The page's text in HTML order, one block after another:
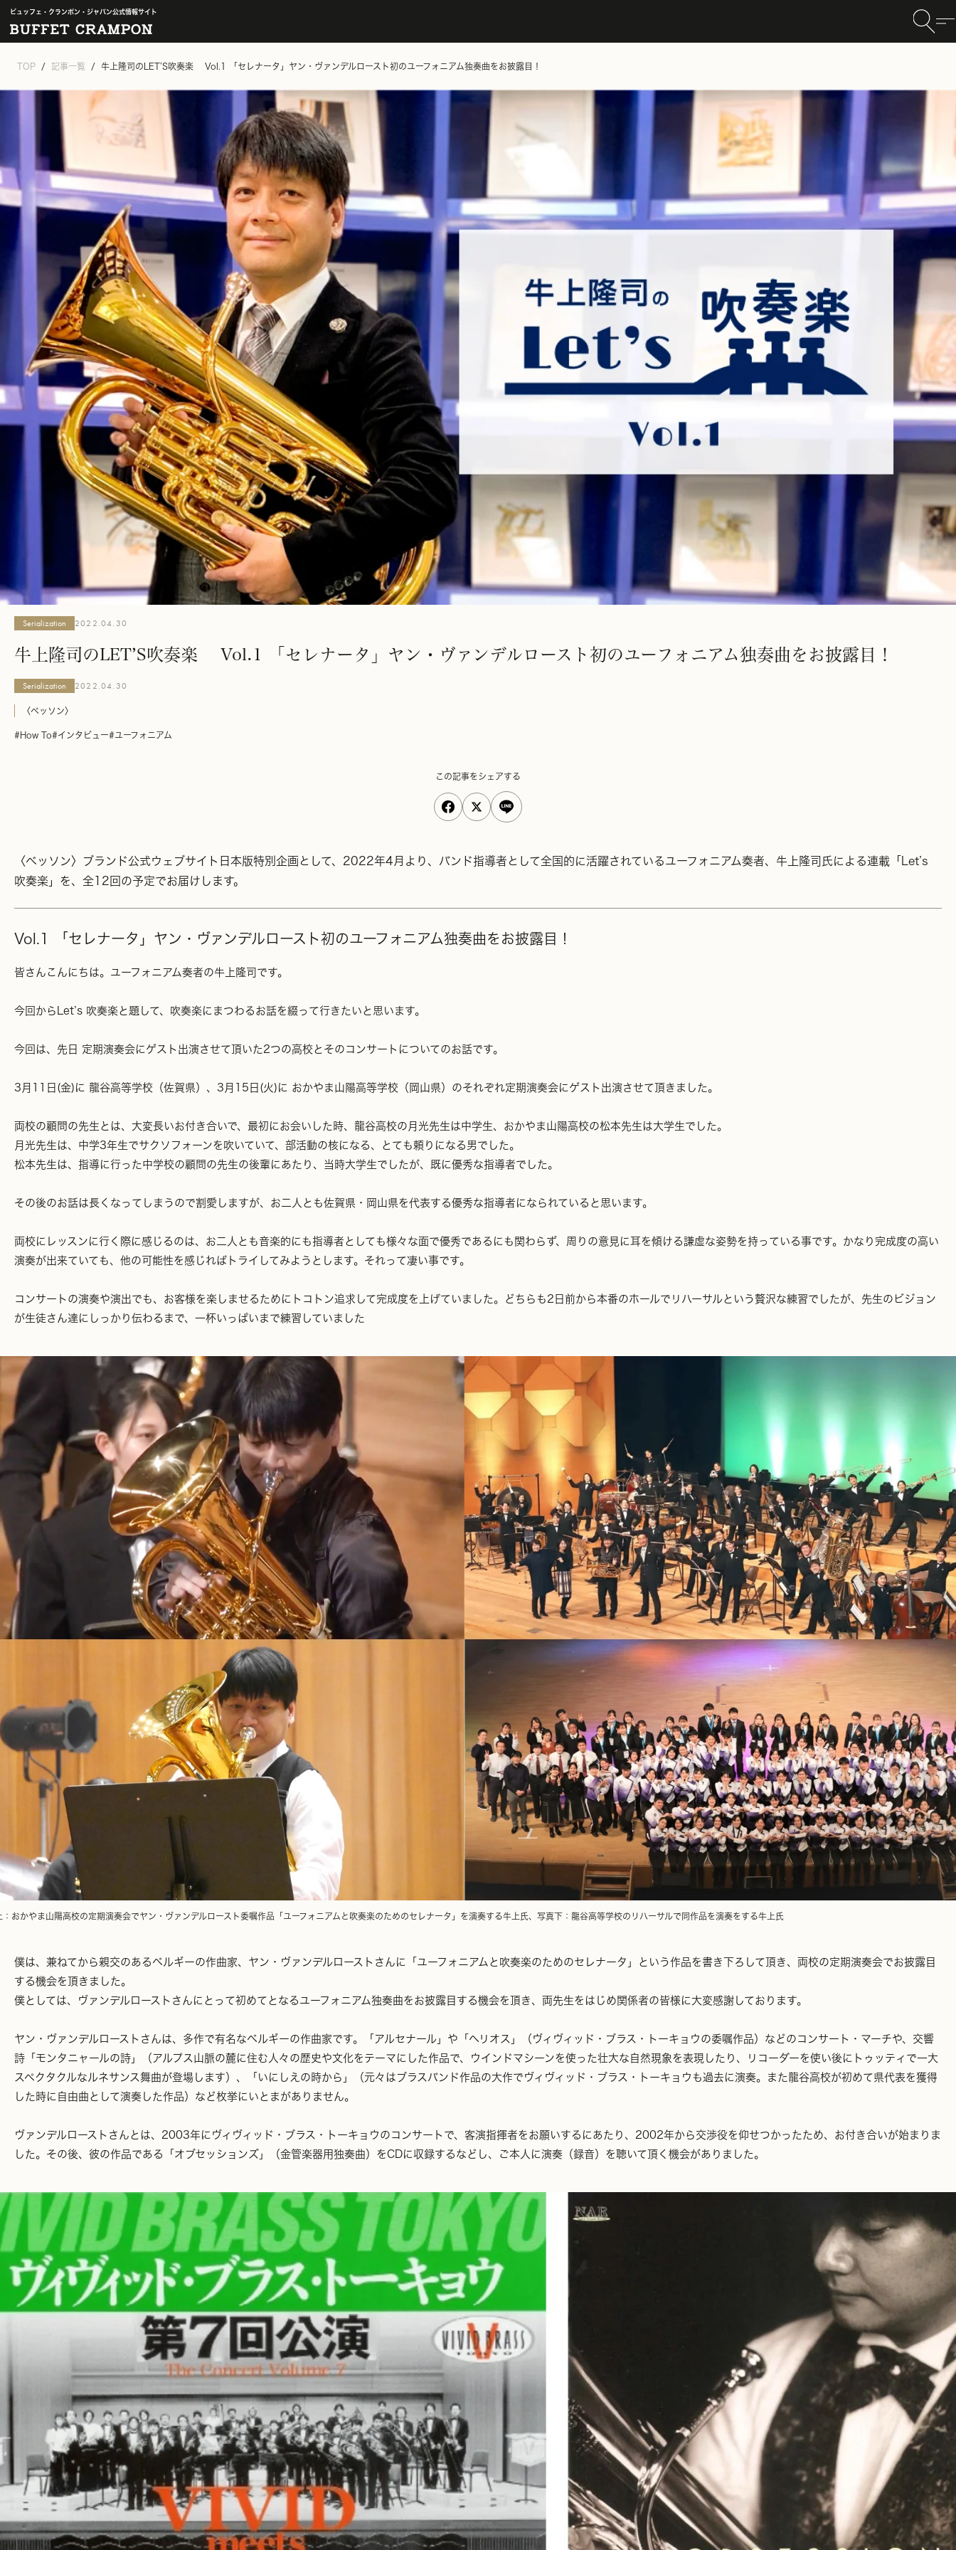
ビュッフェ・クランポン・ジャパン公式情報サイト
TOP 記事一覧 牛上隆司のLET’S吹奏楽 Vol.1 「セレナータ」ヤン・ヴァンデルロースト初のユーフォニアム独奏曲をお披露目！
Serialization 2022.04.30
〈ベッソン〉
#How To#インタビュー#ユーフォニアム
この記事をシェアする
Serialization 2022.04.30
牛上隆司のLET’S吹奏楽 Vol.1 「セレナータ」ヤン・ヴァンデルロースト初のユーフォニアム独奏曲をお披露目！
〈ベッソン〉ブランド公式ウェブサイト日本版特別企画として、2022年4月より、バンド指導者として全国的に活躍されているユーフォニアム奏者、牛上隆司氏による連載「Let’s
吹奏楽」を、全12回の予定でお届けします。
Vol.1 「セレナータ」ヤン・ヴァンデルロースト初のユーフォニアム独奏曲をお披露目！
皆さんこんにちは。ユーフォニアム奏者の牛上隆司です。
今回からLet’s 吹奏楽と題して、吹奏楽にまつわるお話を綴って行きたいと思います。
今回は、先日 定期演奏会にゲスト出演させて頂いた2つの高校とそのコンサートについてのお話です。
3月11日(金)に 龍谷高等学校（佐賀県）、3月15日(火)に おかやま山陽高等学校（岡山県）のそれぞれ定期演奏会にゲスト出演させて頂きました。
両校の顧問の先生とは、大変長いお付き合いで、最初にお会いした時、龍谷高校の月光先生は中学生、おかやま山陽高校の松本先生は大学生でした。
月光先生は、中学3年生でサクソフォーンを吹いていて、部活動の核になる、とても頼りになる男でした。
松本先生は、指導に行った中学校の顧問の先生の後輩にあたり、当時大学生でしたが、既に優秀な指導者でした。
その後のお話は長くなってしまうので割愛しますが、お二人とも佐賀県・岡山県を代表する優秀な指導者になられていると思います。
両校にレッスンに行く際に感じるのは、お二人とも音楽的にも指導者としても様々な面で優秀であるにも関わらず、周りの意見に耳を傾ける謙虚な姿勢を持っている事です。かなり完成度の高い
演奏が出来ていても、他の可能性を感じればトライしてみようとします。それって凄い事です。
コンサートの演奏や演出でも、お客様を楽しませるためにトコトン追求して完成度を上げていました。どちらも2日前から本番のホールでリハーサルという贅沢な練習でしたが、先生のビジョン
が生徒さん達にしっかり伝わるまで、一杯いっぱいまで練習していました
：おかやま山陽高校の定期演奏会でヤン・ヴァンデルロースト委嘱作品「ユーフォニアムと吹奏楽のためのセレナータ」を演奏する牛上氏、写真下：龍谷高等学校のリハーサルで同作品を演奏をする牛上氏
僕は、兼ねてから親交のあるベルギーの作曲家、ヤン・ヴァンデルローストさんに「ユーフォニアムと吹奏楽のためのセレナータ」という作品を書き下ろして頂き、両校の定期演奏会でお披露目
する機会を頂きました。
僕としては、ヴァンデルローストさんにとって初めてとなるユーフォニアム独奏曲をお披露目する機会を頂き、両先生をはじめ関係者の皆様に大変感謝しております。
ヤン・ヴァンデルローストさんは、多作で有名なベルギーの作曲家です。「アルセナール」や「ヘリオス」（ヴィヴィッド・ブラス・トーキョウの委嘱作品）などのコンサート・マーチや、交響
詩「モンタニャールの詩」（アルプス山脈の麓に住む人々の歴史や文化をテーマにした作品で、ウインドマシーンを使った壮大な自然現象を表現したり、リコーダーを使い後にトゥッティで一大
スペクタクルなルネサンス舞曲が登場します）、「いにしえの時から」（元々はブラスバンド作品の大作でヴィヴィッド・ブラス・トーキョウも過去に演奏。また龍谷高校が初めて県代表を獲得
した時に自由曲として演奏した作品）など枚挙にいとまがありません。
ヴァンデルローストさんとは、2003年にヴィヴィッド・ブラス・トーキョウのコンサートで、客演指揮者をお願いするにあたり、2002年から交渉役を仰せつかったため、お付き合いが始まりま
した。その後、彼の作品である「オブセッションズ」（金管楽器用独奏曲）をCDに収録するなどし、ご本人に演奏（録音）を聴いて頂く機会がありました。